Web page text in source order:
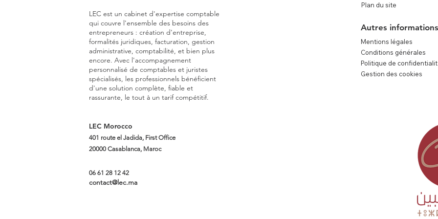
LEC est un cabinet d'expertise comptable
qui couvre l'ensemble des besoins des
entrepreneurs : création d'entreprise,
formalités juridiques, facturation, gestion
administrative, comptabilité, et bien plus
encore. Avec l'accompagnement
personnalisé de comptables et juristes
spécialisés, les professionnels bénéficient
d'une solution complète, fiable et
rassurante, le tout à un tarif compétitif.
Plan du site
Autres informations
Mentions légales
Conditions générales
Politique de
Gestion des cookies
LEC Morocco
401 route el Jadida, First Office
20000 Casablanca, Maroc
06 61 28 12 42
contact@lec.ma